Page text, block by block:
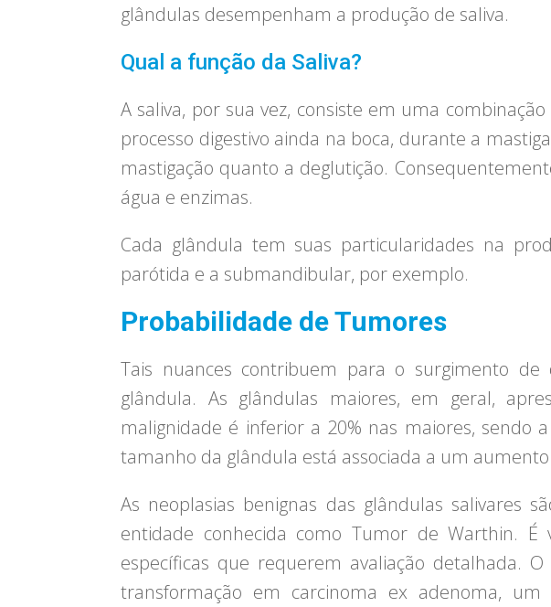
glândulas desempenham a produção de saliva.
Qual a função da Saliva?
A saliva, por sua vez, consiste em uma
processo digestivo ainda na boca, durante a
mastigação quanto a deglutição.
água e enzimas.
Cada glândula tem suas particularidades na
parótida e a submandibular, por exemplo.
Probabilidade de Tumores
Tais nuances contribuem para o surgimento de
glândula. As glândulas maiores, em geral,
malignidade é inferior a 20% nas maiores, sendo
tamanho da glândula está associada a um
As neoplasias benignas das glândulas salivares
entidade conhecida como Tumor de Warthin.
específicas que requerem avaliação detalhada.
transformação em carcinoma ex adenoma,